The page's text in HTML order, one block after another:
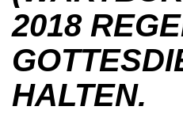
2018
ALTEN.